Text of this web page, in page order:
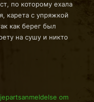
по которому ехала
карета с упряжкой
как берег был
на сушу и никто
om